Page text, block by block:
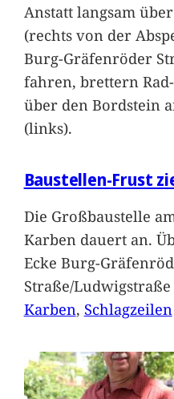
Anstatt langsam
(rechts von der
Burg-Gräfenröder
fahren, brettern
über den Bordstein
(links).
Baustellen-Frust
Die Großbaustelle
Karben dauert an.
Ecke Burg-
Straße/
Karben, Schlagzeilen